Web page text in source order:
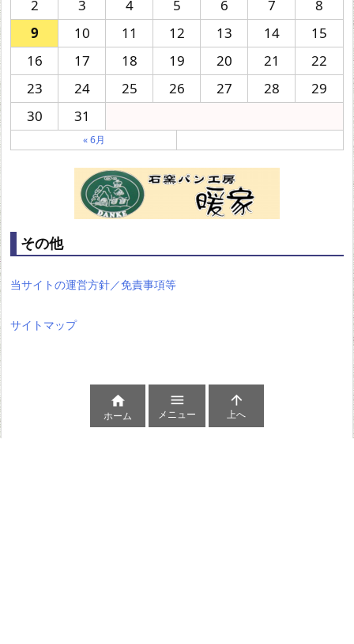
2
3 4 5 6 7
8
9
10 11 12 13 14
15
16
17 18 19 20 21
22
23
24 25 26 27 28
29
30
31
« 6月
その他
当サイトの運営方針／免責事項等
サイトマップ

ホーム

メニュー

上へ